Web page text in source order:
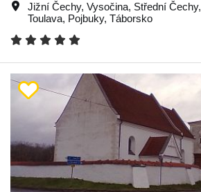
Jižní Čechy, Vysočina, Střední Čechy,
Toulava, Pojbuky, Táborsko